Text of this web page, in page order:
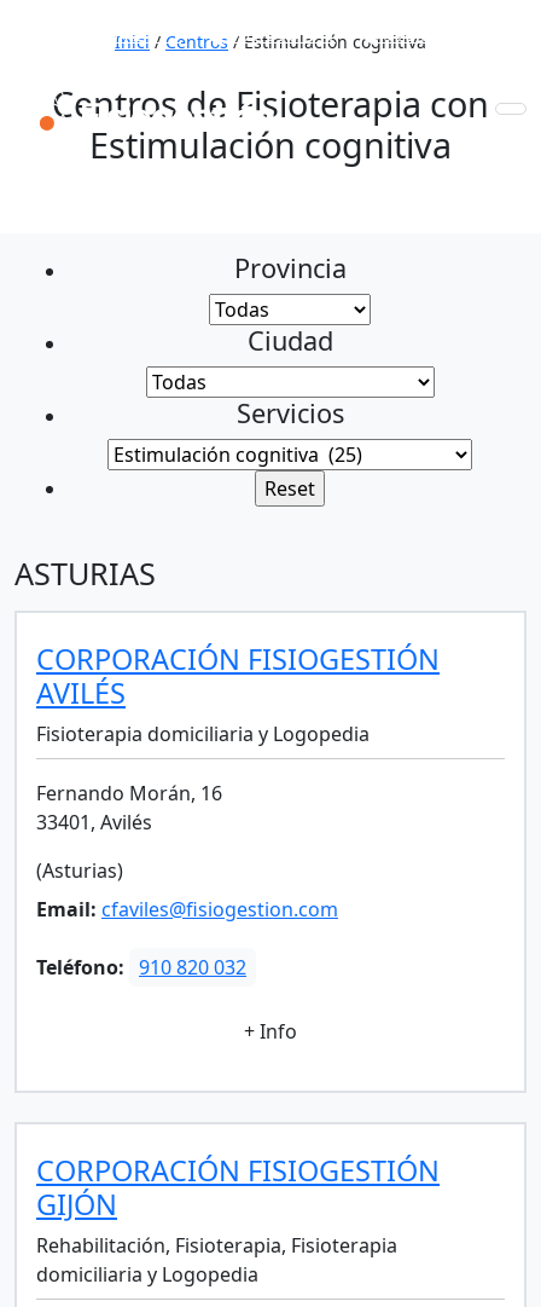
653 772 111 931 890 441 910 820 032
Inici / Centros / Estimulación cognitiva
Centros de Fisioterapia con
Estimulación cognitiva
Provincia
Ciudad
Servicios
ASTURIAS
CORPORACIÓN FISIOGESTIÓN
AVILÉS
Fisioterapia domiciliaria y Logopedia
Fernando Morán, 16
33401, Avilés
(Asturias)
Email: cfaviles@fisiogestion.com
Teléfono: 910 820 032
+ Info
CORPORACIÓN FISIOGESTIÓN
GIJÓN
Rehabilitación, Fisioterapia, Fisioterapia
domiciliaria y Logopedia